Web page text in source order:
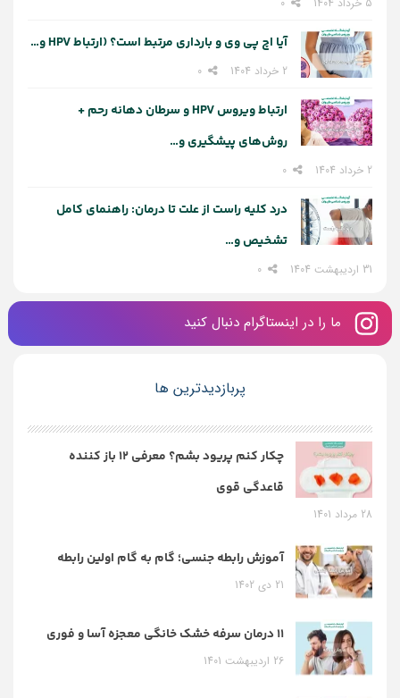
آیا اچ پی وی و بارداری مرتبط است؟ (ارتباط HPV و…
2 خرداد 1404
ارتباط ویروس HPV و سرطان دهانه رحم +
روش‌های پیشگیری و…
2 خرداد 1404
درد کلیه راست از علت تا درمان: راهنمای کامل
تشخیص و…
31 اردیبهشت 1404
ما را در اینستاگرام دنبال کنید
پربازدیدترین ها
چکار کنم پریود بشم؟ معرفی 12 باز کننده
قاعدگی قوی
28 مرداد 1401
آموزش رابطه جنسی؛ گام به گام اولین رابطه
21 دی 1402
11 درمان سرفه خشک خانگی معجزه آسا و فوری
26 اردیبهشت 1401